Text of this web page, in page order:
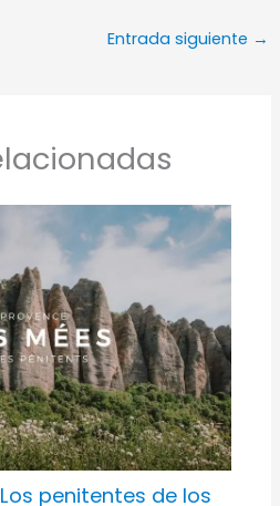
Entrada siguiente →
penitentes de los